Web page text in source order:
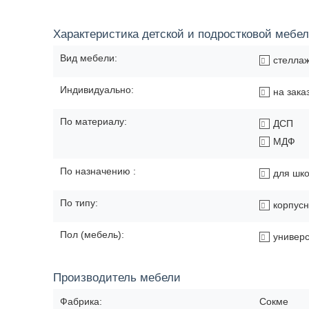
Характеристика детской и подростковой
Вид мебели:
Индивидуально: на
По материалу:
ДСП
МДФ
По назначению : для
По типу:
Пол (мебель):
Производитель мебели
Фабрика: Сокме